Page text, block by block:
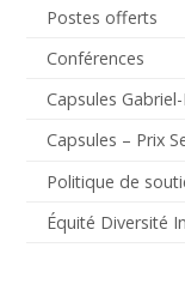
Postes offerts
Conférences
Capsules
Capsules – Prix
Politique de
Équité Diversité